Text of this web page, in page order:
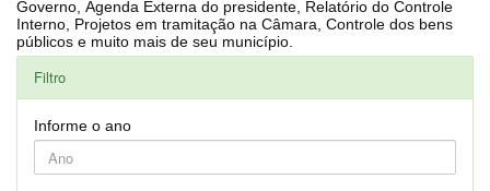
Governo, Agenda Externa do presidente, Relatório do Controle
Interno, Projetos em tramitação na Câmara, Controle dos bens
públicos e muito mais de seu município.
Filtro
Informe o ano